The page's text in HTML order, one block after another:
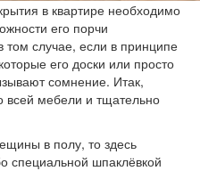
в квартире необходимо
его порчи
том случае, если в принципе
его доски или просто
сомнение. Итак,
всей мебели и тщательно
в полу, то здесь
специальной шпаклёвкой